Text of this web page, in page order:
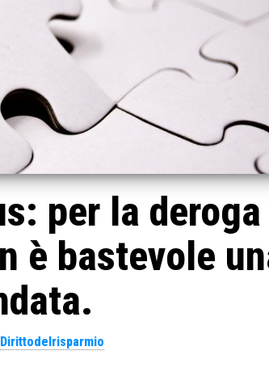
per la deroga
è bastevole
Dirittodelrisparmio